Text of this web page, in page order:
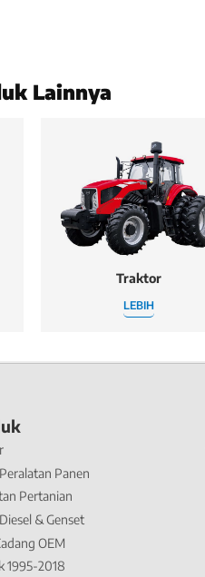
Lainnya
Traktor
LEBIH
Panen
Pertanian
& Genset
OEM
1995-2018